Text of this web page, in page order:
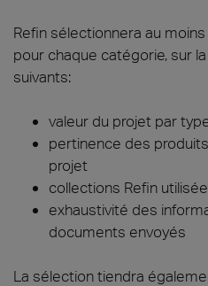
Refin sélectionnera au moins
pour chaque catégorie, sur
suivants:
valeur du projet par
pertinence des
projet
collections Refin
exhaustivité des
documents envoyés
La sélection tiendra